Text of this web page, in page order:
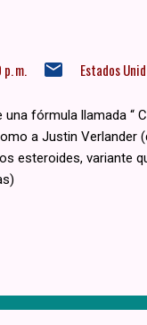
m. Estados
una fórmula llamada “
a Justin Verlander
esteroides, variante